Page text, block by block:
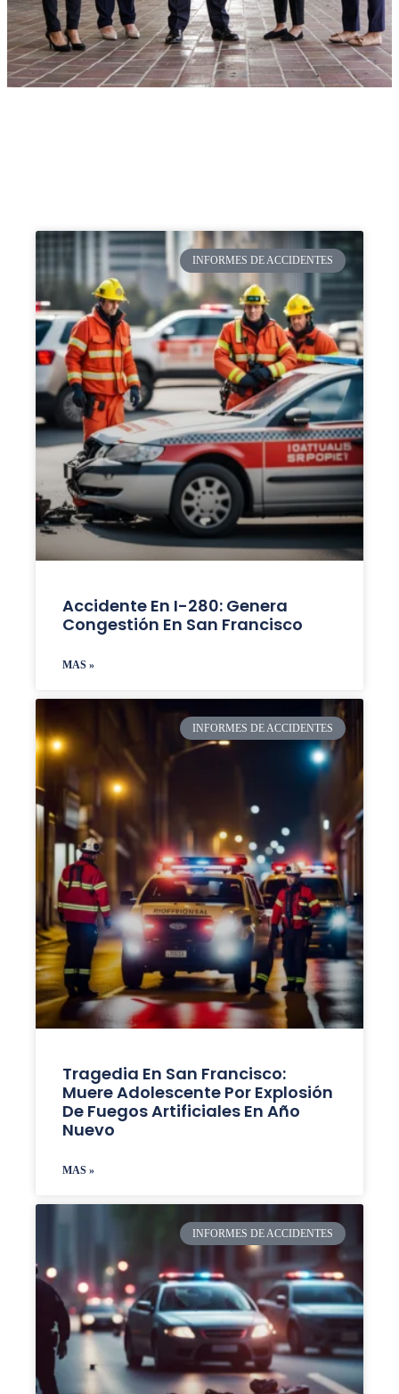
INFORMES DE ACCIDENTES
Accidente En I-280: Genera
Congestión En San Francisco
MAS »
INFORMES DE ACCIDENTES
Tragedia En San Francisco:
Muere Adolescente Por Explosión
De Fuegos Artificiales En Año
Nuevo
MAS »
INFORMES DE ACCIDENTES